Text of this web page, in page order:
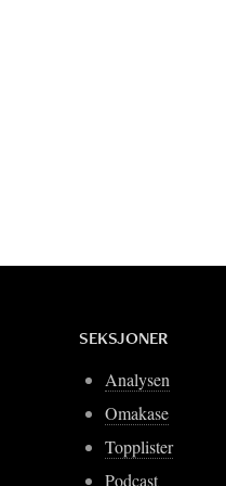
SEKSJONER
Analysen
Omakase
Topplister
Podcast